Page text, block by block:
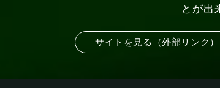
とが出
サイトを見る（外部リンク）